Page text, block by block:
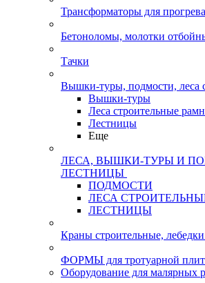
Трансформаторы для
Бетоноломы, молотки
Тачки
Вышки-туры, подмости, леса
Вышки-туры
Леса строительные
Лестницы
Еще
ЛЕСА, ВЫШКИ-ТУРЫ И
ЛЕСТНИЦЫ
ПОДМОСТИ
ЛЕСА
ЛЕСТНИЦЫ
Краны строительные,
ФОРМЫ для тротуарной
Оборудование для малярных